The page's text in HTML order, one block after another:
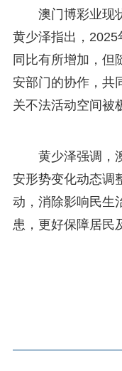
澳门博彩业现
黄少泽指出，
同比有所增加，但
安部门的协作，共
关不法活动空间被
黄少泽强调，
安形势变化动态调
动，消除影响民生
患，更好保障居民